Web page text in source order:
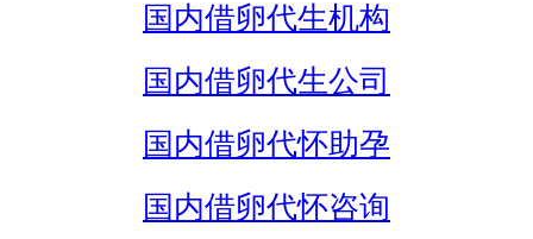
国内借卵代生机构
国内借卵代生公司
国内借卵代怀助孕
国内借卵代怀咨询